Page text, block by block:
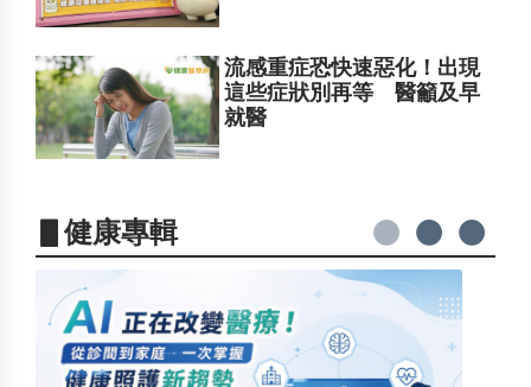
流感重症恐快速惡化！出現
這些症狀別再等 醫籲及早
就醫
▋健康專輯